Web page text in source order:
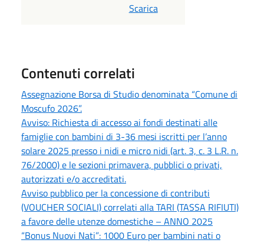
Scarica
Contenuti correlati
Assegnazione Borsa di Studio denominata “Comune di
Moscufo 2026”.
Avviso: Richiesta di accesso ai fondi destinati alle
famiglie con bambini di 3-36 mesi iscritti per l’anno
solare 2025 presso i nidi e micro nidi (art. 3, c. 3 L.R. n.
76/2000) e le sezioni primavera, pubblici o privati,
autorizzati e/o accreditati.
Avviso pubblico per la concessione di contributi
(VOUCHER SOCIALI) correlati alla TARI (TASSA RIFIUTI)
a favore delle utenze domestiche – ANNO 2025
“Bonus Nuovi Nati”: 1000 Euro per bambini nati o